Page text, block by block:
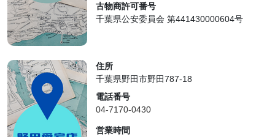
古物商許可番号
千葉県公安委員会 第441430000604号
住所
千葉県野田市野田787-18
電話番号
04-7170-0430
営業時間